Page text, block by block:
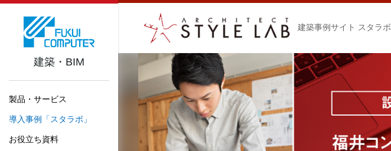
建築・BIM
製品・サービス
導入事例「スタラボ」
お役立ち資料
建築事例サイト スタラボ